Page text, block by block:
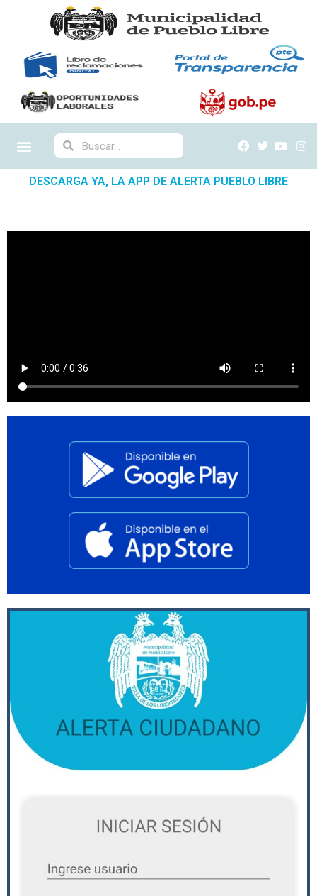
DESCARGA YA, LA APP DE ALERTA PUEBLO LIBRE